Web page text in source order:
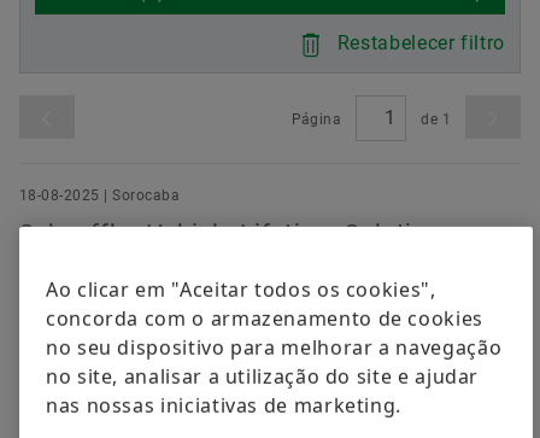
Compliance
Maquinaria especial
Soluções digitais
Social News
Datas & Eventos
Pedir agora
Restabelecer filtro
Página de 1
18-08-2025 | Sorocaba
Schaeffler Vehicle Lifetime Solutions
Evento de inauguração com os principais
stakeholders celebra seu Centro Logístico Central em
Porto Feliz – São Paulo • Instalação de última
geração inclui escritório, armazém, centro de
montagem e distribuição. • Nova operação permite
Ao clicar em "Aceitar todos os cookies",
concorda com o armazenamento de cookies
no seu dispositivo para melhorar a navegação
no site, analisar a utilização do site e ajudar
nas nossas iniciativas de marketing.